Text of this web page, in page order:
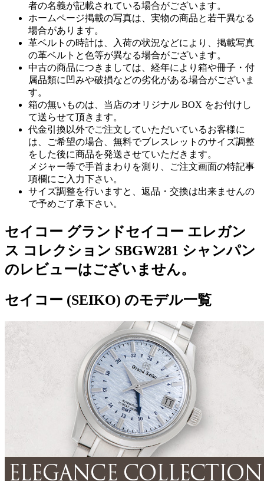
者の名義が記載されている場合がございます。
ホームページ掲載の写真は、実物の商品と若干異なる
場合があります。
革ベルトの時計は、入荷の状況などにより、掲載写真
の革ベルトと色等が異なる場合がございます。
中古の商品につきましては、経年により箱や冊子・付
属品類に凹みや破損などの劣化がある場合がございま
す。
箱の無いものは、当店のオリジナル BOX をお付けし
て送らせて頂きます。
代金引換以外でご注文していただいているお客様に
は、ご希望の場合、無料でブレスレットのサイズ調整
をした後に商品を発送させていただきます。
メジャー等で手首まわりを測り、ご注文画面の特記事
項欄にご入力下さい。
サイズ調整を行いますと、返品・交換は出来ませんの
で予めご了承下さい。
セイコー グランドセイコー エレガン
ス コレクション SBGW281 シャンパン
のレビューはございません。
セイコー (SEIKO) のモデル一覧